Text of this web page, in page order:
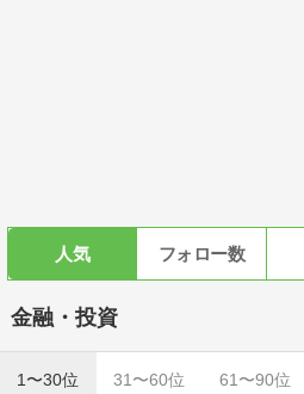
人気 フォロー数
金融・投資
1〜30位 31〜60位 61〜90位